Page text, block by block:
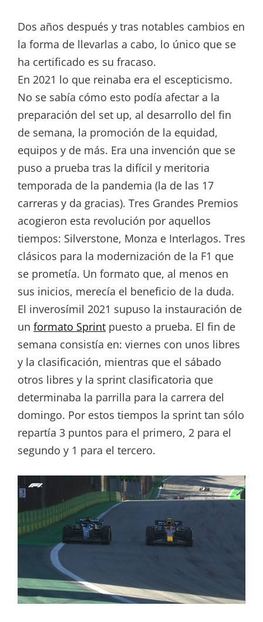
Dos años después y tras notables cambios en
la forma de llevarlas a cabo, lo único que se
ha certificado es su fracaso.
En 2021 lo que reinaba era el escepticismo.
No se sabía cómo esto podía afectar a la
preparación del set up, al desarrollo del fin
de semana, la promoción de la equidad,
equipos y de más. Era una invención que se
puso a prueba tras la difícil y meritoria
temporada de la pandemia (la de las 17
carreras y da gracias). Tres Grandes Premios
acogieron esta revolución por aquellos
tiempos: Silverstone, Monza e Interlagos. Tres
clásicos para la modernización de la F1 que
se prometía. Un formato que, al menos en
sus inicios, merecía el beneficio de la duda.
El inverosímil 2021 supuso la instauración de
un formato Sprint puesto a prueba. El fin de
semana consistía en: viernes con unos libres
y la clasificación, mientras que el sábado
otros libres y la sprint clasificatoria que
determinaba la parrilla para la carrera del
domingo. Por estos tiempos la sprint tan sólo
repartía 3 puntos para el primero, 2 para el
segundo y 1 para el tercero.